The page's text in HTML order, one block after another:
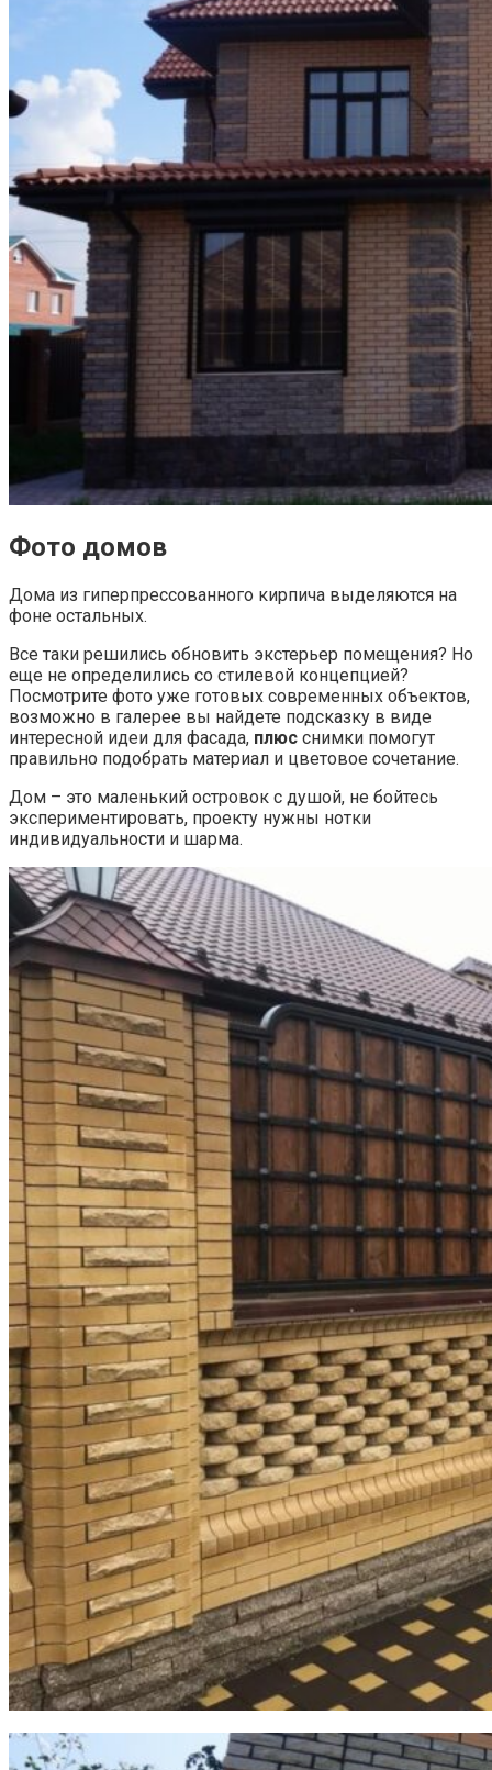
Фото домов
Дома из гиперпрессованного кирпича выделяются на
фоне остальных.
Все таки решились обновить экстерьер помещения? Но
еще не определились со стилевой концепцией?
Посмотрите фото уже готовых современных объектов,
возможно в галерее вы найдете подсказку в виде
интересной идеи для фасада, плюс снимки помогут
правильно подобрать материал и цветовое сочетание.
Дом – это маленький островок с душой, не бойтесь
экспериментировать, проекту нужны нотки
индивидуальности и шарма.